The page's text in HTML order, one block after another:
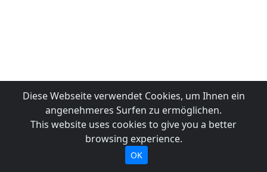
Diese Webseite verwendet Cookies, um Ihnen ein
angenehmeres Surfen zu ermöglichen.
This website uses cookies to give you a better
browsing experience.
OK